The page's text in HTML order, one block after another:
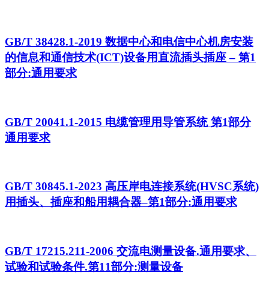
GB/T 38428.1-2019 数据中心和电信中心机房安装
的信息和通信技术(ICT)设备用直流插头插座 – 第1
部分:通用要求
GB/T 20041.1-2015 电缆管理用导管系统 第1部分
通用要求
GB/T 30845.1-2023 高压岸电连接系统(HVSC系统)
用插头、插座和船用耦合器–第1部分:通用要求
GB/T 17215.211-2006 交流电测量设备.通用要求、
试验和试验条件.第11部分:测量设备